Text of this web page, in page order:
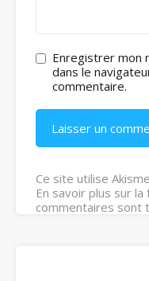
Enregistrer mon
dans le
commentaire.
Ce site utilise
En savoir plus sur
commentaires sont